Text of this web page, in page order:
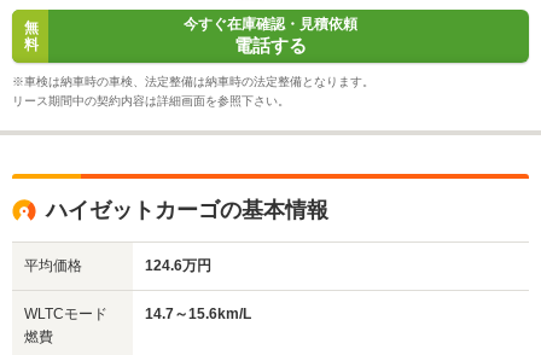
無
料
今すぐ在庫確認・見積依頼
電話する
※車検は納車時の車検、法定整備は納車時の法定整備となります。
リース期間中の契約内容は詳細画面を参照下さい。
ハイゼットカーゴの基本情報
平均価格 124.6万円
WLTCモード
燃費
14.7～15.6km/L